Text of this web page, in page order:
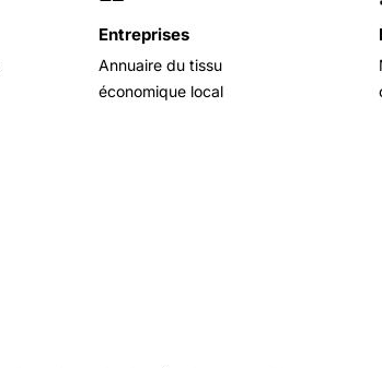
Entreprises
Annuaire du tissu
économique local